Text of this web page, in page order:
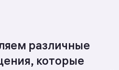
различные
которые